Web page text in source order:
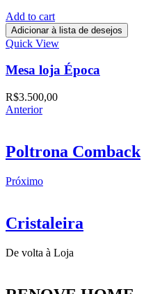
Add to cart
Adicionar à lista de desejos
Quick View
Mesa loja Época
R$3.500,00
Anterior
Poltrona Comback
Próximo
Cristaleira
De volta à Loja